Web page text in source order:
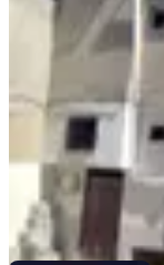
3+1
Erc Inşaat Emlak
Ara